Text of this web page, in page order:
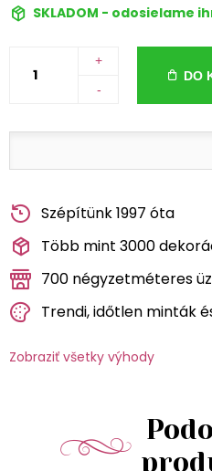
SKLADOM - odosielame
+
-
DO
Szépítünk 1997 óta
Több mint 3000
700 négyzetméteres
Trendi, időtlen minták
Zobraziť všetky výhody